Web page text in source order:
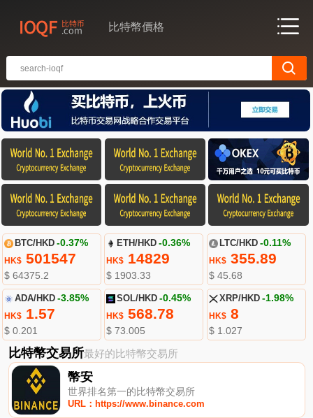
比特幣價格
BTC/HKD -0.37%
HK$501547
$ 64375.2
ETH/HKD -0.36%
HK$ 14829
$ 1903.33
LTC/HKD -0.11%
HK$355.89
$ 45.68
ADA/HKD -3.85%
HK$1.57
$ 0.201
SOL/HKD -0.45%
HK$ 568.78
$ 73.005
XRP/HKD -1.98%
HK$8
$ 1.027
比特幣交易所最好的比特幣交易所
幣安
世界排名第一的比特幣交易所
URL：https://www.binance.com